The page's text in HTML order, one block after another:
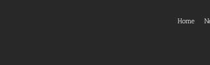
Home